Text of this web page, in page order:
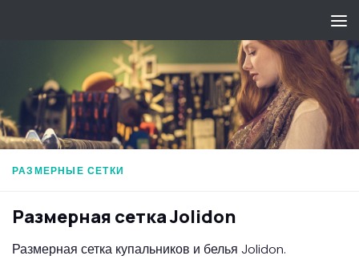
РАЗМЕРНЫЕ СЕТКИ
Размерная сетка Jolidon
Размерная сетка купальников и белья Jolidon.